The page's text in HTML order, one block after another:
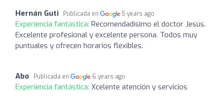
Hernán Guti Publicada en 5 years ago
Experiencia fantástica: Recomendadísimo el doctor Jesús.
Excelente profesional y excelente persona. Todos muy
puntuales y ofrecen horarios flexibles.
Abo Publicada en 6 years ago
Experiencia fantástica: Xcelente atención y servicios